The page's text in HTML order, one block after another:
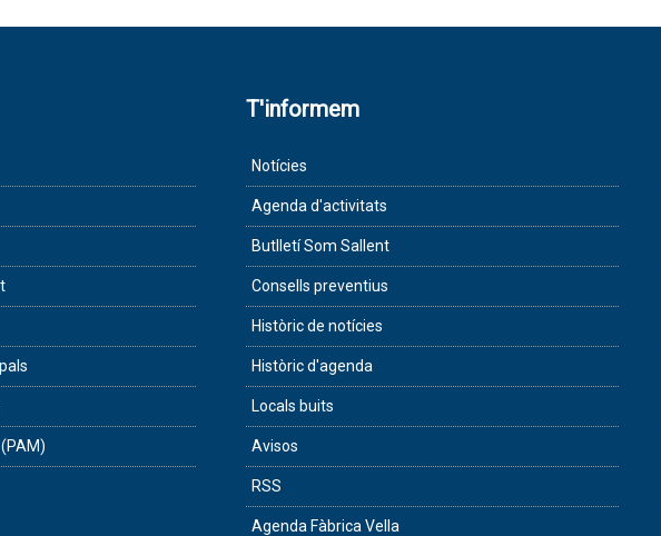
T'informem
Notícies
Agenda d'activitats
Butlletí Som Sallent
Consells preventius
Històric de notícies
Històric d'agenda
Locals buits
Avisos
RSS
Agenda Fàbrica Vella